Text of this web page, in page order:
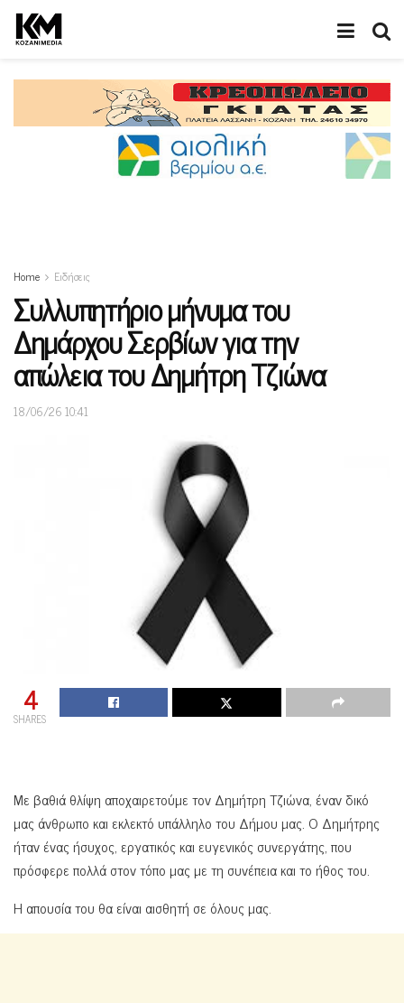
Home Ειδήσεις
Συλλυπητήριο μήνυμα του
Δημάρχου Σερβίων για την
απώλεια του Δημήτρη Τζιώνα
18/06/26 10:41
4
SHARES
Με βαθιά θλίψη αποχαιρετούμε τον Δημήτρη Τζιώνα, έναν δικό
μας άνθρωπο και εκλεκτό υπάλληλο του Δήμου μας. Ο Δημήτρης
ήταν ένας ήσυχος, εργατικός και ευγενικός συνεργάτης, που
πρόσφερε πολλά στον τόπο μας με τη συνέπεια και το ήθος του.
Η απουσία του θα είναι αισθητή σε όλους μας.